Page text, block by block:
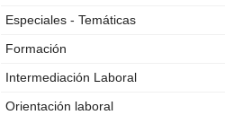
Especiales - Temáticas
Formación
Intermediación Laboral
Orientación laboral